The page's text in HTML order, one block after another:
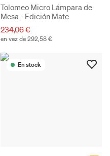
Tolomeo Micro Lámpara de
Mesa - Edición Mate
234,06 €
en vez de 292,58 €
En stock